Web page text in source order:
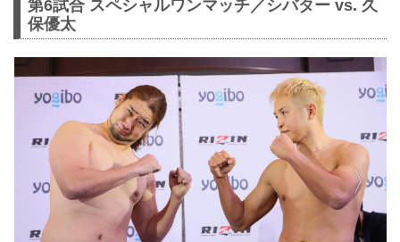
第6試合 スペシャルワンマッチ／シバター vs. 久
保優太